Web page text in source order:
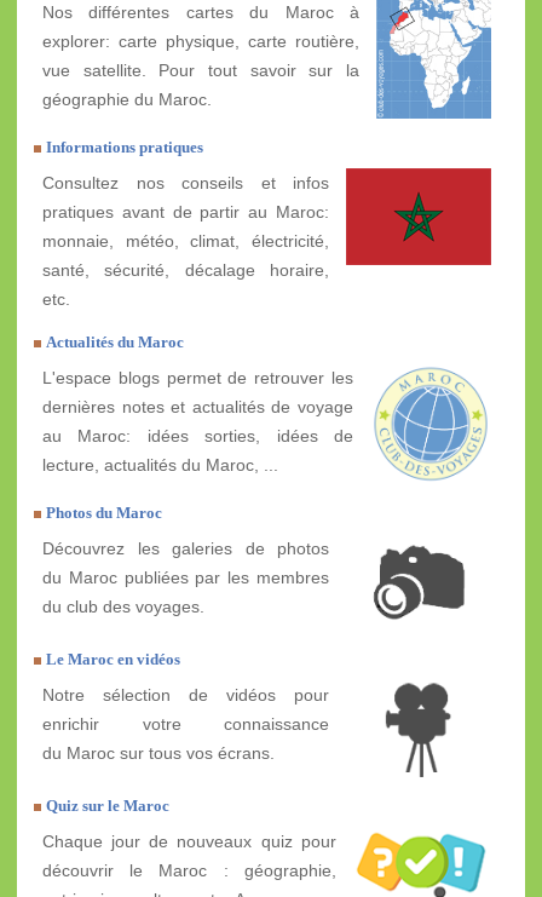
Nos différentes cartes du Maroc à
explorer: carte physique, carte routière,
vue satellite. Pour tout savoir sur la
géographie du Maroc.
Informations pratiques
Consultez nos conseils et infos
pratiques avant de partir au Maroc:
monnaie, météo, climat, électricité,
santé, sécurité, décalage horaire,
etc.
Actualités du Maroc
L'espace blogs permet de retrouver les
dernières notes et actualités de voyage
au Maroc: idées sorties, idées de
lecture, actualités du Maroc, ...
Photos du Maroc
Découvrez les galeries de photos
du Maroc publiées par les membres
du club des voyages.
Le Maroc en vidéos
Notre sélection de vidéos pour
enrichir votre connaissance
du Maroc sur tous vos écrans.
Quiz sur le Maroc
Chaque jour de nouveaux quiz pour
découvrir le Maroc : géographie,